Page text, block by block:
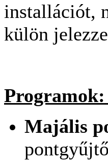
installációt,
külön
Programok:
Majális